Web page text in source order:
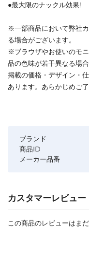
●最大限のナックル効果!
※一部商品において弊社
る場合がございます。
※ブラウザやお使いのモ
品の色味が若干異なる場合
掲載の価格・デザイン・
あります。あらかじめご了
ブランド
商品ID
メーカー品番
カスタマーレビュー
この商品のレビューはまだ